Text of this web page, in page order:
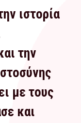
ιστορία
την
με τους
και